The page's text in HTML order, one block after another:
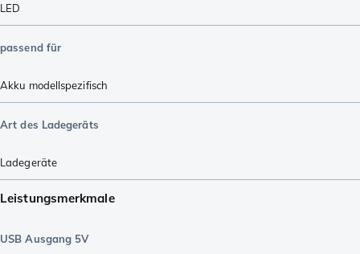
LED
passend für
Akku modellspezifisch
Art des Ladegeräts
Ladegeräte
Leistungsmerkmale
USB Ausgang 5V